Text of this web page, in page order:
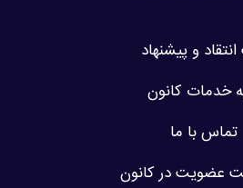
و پیشنهاد
خدمات کانون
تماس با ما
عضویت در کانون